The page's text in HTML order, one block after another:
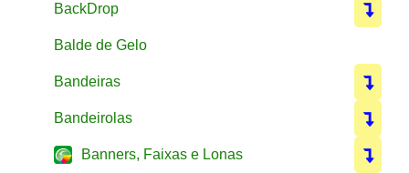
BackDrop
Balde de Gelo
Bandeiras
Bandeirolas
Banners, Faixas e Lonas